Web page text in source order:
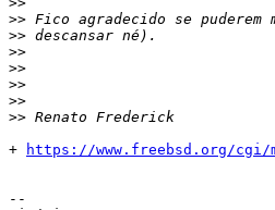
>>
>>
>>
>>
>>
>>
>>
+
https://www.freebsd.org/cgi/
--